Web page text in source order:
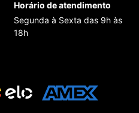
Horário de atendimento
Segunda à Sexta das 9h às
18h